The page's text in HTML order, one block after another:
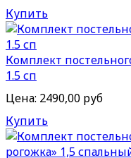
Купить
Комплект
1.5 сп
Цена: 2490,00 руб
Купить